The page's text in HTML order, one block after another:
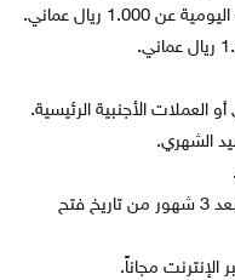
يشترط أن لا يزيد سحب المشتريات اليومية عن 1.000 ريال عماني.
العملات الأجنبية الرئيسية.
الشهري.
الحصول على دفتر شيكات مجاني بعد 3 شهور من تاريخ فتح
مجاناً.